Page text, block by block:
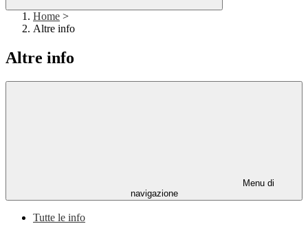
Home >
Altre info
Altre info
Menu di
navigazione
Tutte le info